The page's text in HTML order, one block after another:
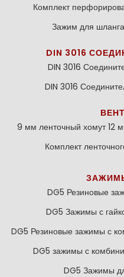
Комплект
Зажим для
DIN 3016
DIN 3016
DIN 3016
9 мм ленточный хомут 12
Комплект
DG5 Резиновые
DG5 Зажимы с
DG5 Резиновые зажимы с
DG5 зажимы с
DG5 Зажимы